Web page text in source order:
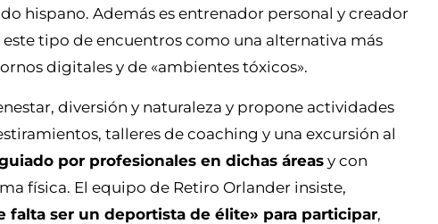
hispano. Además es entrenador personal y creador
tipo de encuentros como una alternativa más
digitales y de «ambientes tóxicos».
diversión y naturaleza y propone actividades
talleres de coaching y una excursión al
por profesionales en dichas áreasy con
física. El equipo de Retiro Orlander insiste,
falta ser un deportista de élite» para participar,